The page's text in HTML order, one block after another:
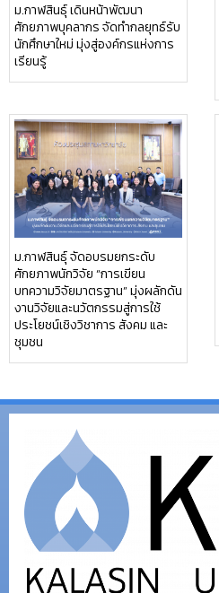
ม.กาฬสินธุ์ เดินหน้าพัฒนา
ศักยภาพบุคลากร จัดทำกลยุทธ์รับ
นักศึกษาใหม่ มุ่งสู่องค์กรแห่งการ
เรียนรู้
ม.กาฬสินธุ์ จัดอบรมยกระดับ
ศักยภาพนักวิจัย “การเขียน
บทความวิจัยมาตรฐาน” มุ่งผลักดัน
งานวิจัยและนวัตกรรมสู่การใช้
ประโยชน์เชิงวิชาการ สังคม และ
ชุมชน